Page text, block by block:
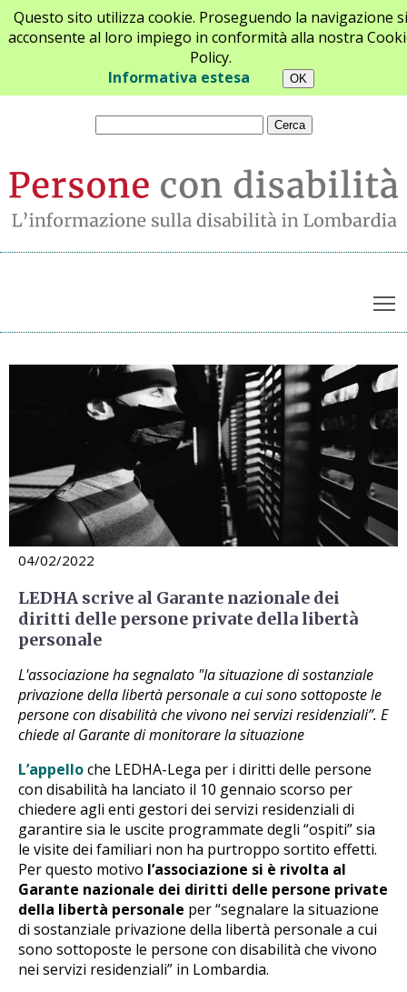
Questo sito utilizza cookie. Proseguendo la navigazione si
acconsente al loro impiego in conformità alla nostra
Policy.
Informativa estesa
Chi siamo Newsletter Contatti
Archivio notizie
04/02/2022
LEDHA scrive al Garante nazionale dei
diritti delle persone private della libertà
personale
L'associazione ha segnalato "la situazione di sostanziale
privazione della libertà personale a cui sono sottoposte le
persone con disabilità che vivono nei servizi residenziali”. E
chiede al Garante di monitorare la situazione
L’appelloche LEDHA-Lega per i diritti delle persone
con disabilità ha lanciato il 10 gennaio scorso per
chiedere agli enti gestori dei servizi residenziali di
garantire sia le uscite programmate degli “ospiti” sia
le visite dei familiari non ha purtroppo sortito effetti.
Per questo motivo l’associazione si è rivolta al
Garante nazionale dei diritti delle persone private
della libertà personale per “segnalare la situazione
di sostanziale privazione della libertà personale a cui
sono sottoposte le persone con disabilità che vivono
nei servizi residenziali” in Lombardia.